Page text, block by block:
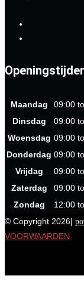
Maandag
09:00
Dinsdag
09:00
Woensdag 09:00
Donderdag 09:00
Vrijdag
09:00
Zaterdag
09:00
Zondag
12:00
© Copyright 2026|
VOORWAARDEN